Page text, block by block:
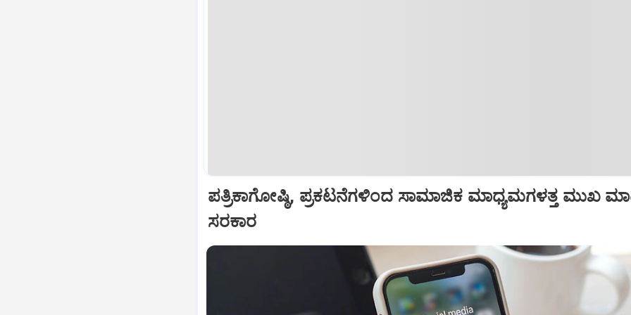
ಪತ್ರಿಕಾಗೋಷ್ಠಿ, ಪ್ರಕಟನೆಗಳಿಂದ ಸಾಮಾಜಿಕ ಮಾಧ್ಯಮಗಳತ್ತ ಮುಖ
ಸರಕಾರ